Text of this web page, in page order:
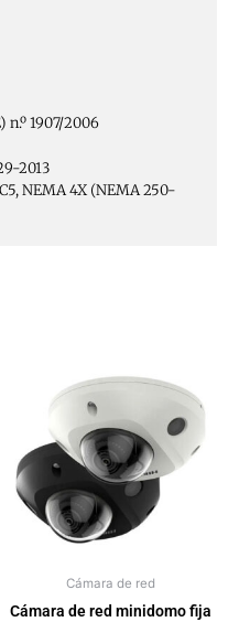
Cámara de red
Cámara de red minidomo fija
n.º 1907/2006
2013
C5, NEMA 4X (NEMA 250-